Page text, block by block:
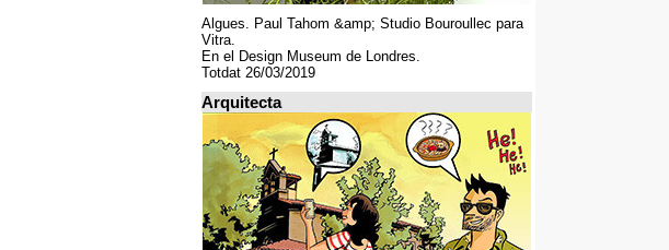
Algues. Paul Tahom &amp; Studio Bouroullec para
Vitra.
En el Design Museum de Londres.
Totdat 26/03/2019
Arquitecta